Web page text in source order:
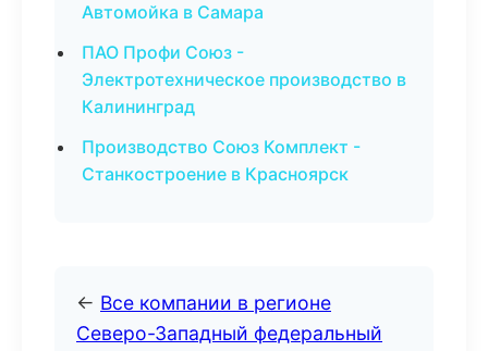
Автомойка в Самара
ПАО Профи Союз -
Электротехническое производство в
Калининград
Производство Союз Комплект -
Станкостроение в Красноярск
← Все компании в регионе
Северо-Западный федеральный